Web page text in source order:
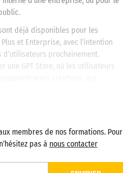
déjà disponibles pour les
et Enterprise, avec l’intention
d’utilisateurs prochainement​​.
une GPT Store, où les utilisateurs
membres de nos formations. Pour
pas à nous contacter